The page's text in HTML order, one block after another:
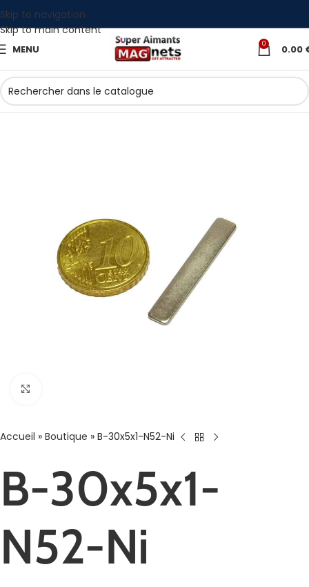
Skip to navigation
Skip to main content
MENU 0 0.00
Accueil » Boutique » B-30x5x1-N52-Ni
B-30x5x1-
N52-Ni